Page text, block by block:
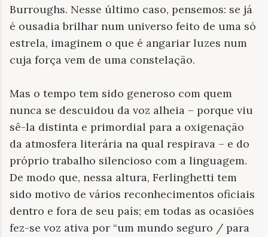
Burroughs. Nesse último caso, pensemos: se já
é ousadia brilhar num universo feito de uma só
estrela, imaginem o que é angariar luzes num
cuja força vem de uma constelação.
Mas o tempo tem sido generoso com quem
nunca se descuidou da voz alheia – porque viu
sê-la distinta e primordial para a oxigenação
da atmosfera literária na qual respirava – e do
próprio trabalho silencioso com a linguagem.
De modo que, nessa altura, Ferlinghetti tem
sido motivo de vários reconhecimentos oficiais
dentro e fora de seu país; em todas as ocasiões
fez-se voz ativa por “um mundo seguro / para